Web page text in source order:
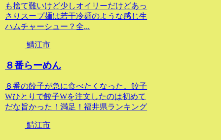
も捨て難いけど少しオイリーだけどあっ
さりスープ麺は若干冷麺のような感じ生
ハムチャーシュー？全...
鯖江市
８番らーめん
８番の餃子が急に食べたくなった。餃子
Wひとりで餃子Wを注文したのは初めて
だな旨かった！満足！福井県ランキング
鯖江市